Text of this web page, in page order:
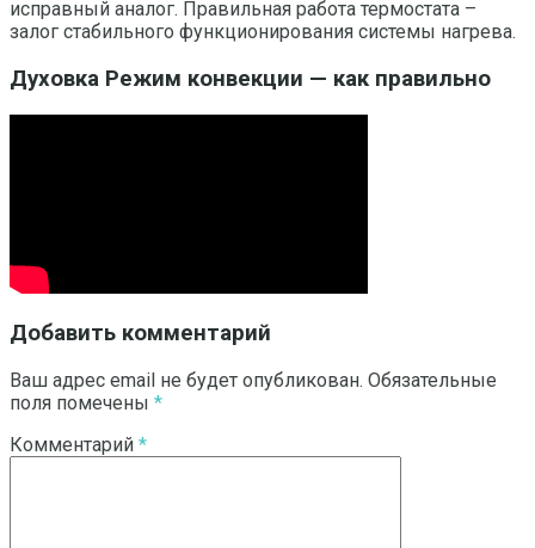
исправный аналог. Правильная работа термостата –
залог стабильного функционирования системы нагрева.
Духовка Режим конвекции — как правильно
Добавить комментарий
Ваш адрес email не будет опубликован. Обязательные
поля помечены *
Комментарий *